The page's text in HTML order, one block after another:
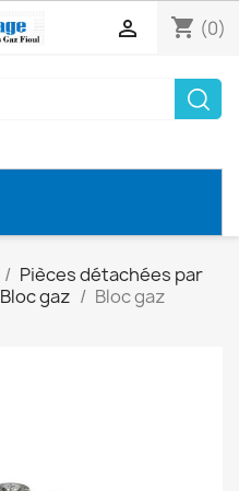
shopping_cart (0)

Pièces détachées par
Bloc gaz
Bloc gaz